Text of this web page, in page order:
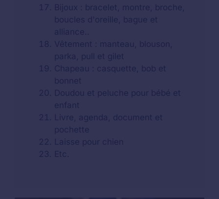
Bijoux : bracelet, montre, broche,
boucles d'oreille, bague et
alliance..
Vêtement : manteau, blouson,
parka, pull et gilet
Chapeau : casquette, bob et
bonnet
Doudou et peluche pour bébé et
enfant
Livre, agenda, document et
pochette
Laisse pour chien
Etc.